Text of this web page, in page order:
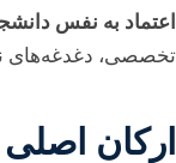
اعتماد به نفس
تخصصی، دغدغه‌های
ارکان